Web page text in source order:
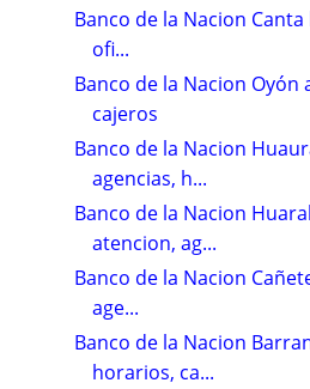
Banco de la Nacion
ofi...
Banco de la Nacion Oyón
cajeros
Banco de la Nacion
agencias, h...
Banco de la Nacion
atencion, ag...
Banco de la Nacion
age...
Banco de la Nacion
horarios, ca...